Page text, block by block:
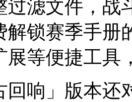
过滤文件，战
解锁赛季手册
展等便捷工具
」版本还